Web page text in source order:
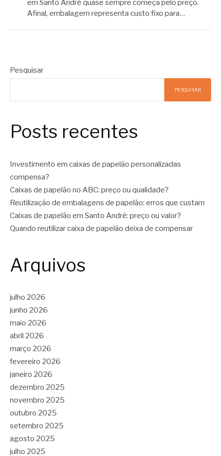
em Santo André quase sempre começa pelo preço.
Afinal, embalagem representa custo fixo para…
Pesquisar
PESQUISAR
Posts recentes
Investimento em caixas de papelão personalizadas
compensa?
Caixas de papelão no ABC: preço ou qualidade?
Reutilização de embalagens de papelão: erros que custam
Caixas de papelão em Santo André: preço ou valor?
Quando reutilizar caixa de papelão deixa de compensar
Arquivos
julho 2026
junho 2026
maio 2026
abril 2026
março 2026
fevereiro 2026
janeiro 2026
dezembro 2025
novembro 2025
outubro 2025
setembro 2025
agosto 2025
julho 2025